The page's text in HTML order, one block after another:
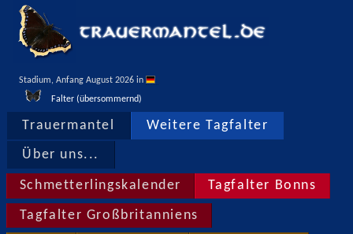
Stadium, Anfang August 2026 in
Falter (übersommernd)
Trauermantel Weitere Tagfalter
Über uns...
Schmetterlingskalender Tagfalter Bonns
Tagfalter Großbritanniens